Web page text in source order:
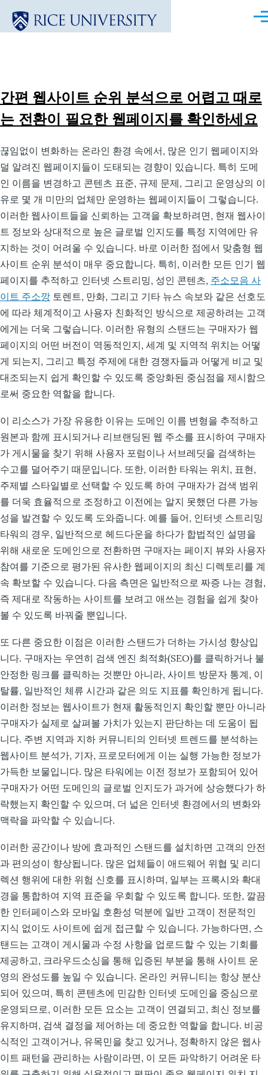
간편 웹사이트 순위 분석으로 어렵고 때로
는 전환이 필요한 웹페이지를 확인하세요
끊임없이 변화하는 온라인 환경 속에서, 많은 인기 웹페이지와
덜 알려진 웹페이지들이 도태되는 경향이 있습니다. 특히 도메
인 이름을 변경하고 콘텐츠 표준, 규제 문제, 그리고 운영상의 이
유로 몇 개 미만의 업체만 운영하는 웹페이지들이 그렇습니다.
이러한 웹사이트들을 신뢰하는 고객을 확보하려면, 현재 웹사이
트 정보와 상대적으로 높은 글로벌 인지도를 특정 지역에만 유
지하는 것이 어려울 수 있습니다. 바로 이러한 점에서 맞춤형 웹
사이트 순위 분석이 매우 중요합니다. 특히, 이러한 모든 인기 웹
페이지를 추적하고 인터넷 스트리밍, 성인 콘텐츠, 주소모음 사
이트 주소깡 토렌트, 만화, 그리고 기타 뉴스 속보와 같은 선호도
에 따라 체계적이고 사용자 친화적인 방식으로 제공하려는 고객
에게는 더욱 그렇습니다. 이러한 유형의 스탠드는 구매자가 웹
페이지의 어떤 버전이 역동적인지, 세계 및 지역적 위치는 어떻
게 되는지, 그리고 특정 주제에 대한 경쟁자들과 어떻게 비교 및
대조되는지 쉽게 확인할 수 있도록 중앙화된 중심점을 제시함으
로써 중요한 역할을 합니다.
이 리소스가 가장 유용한 이유는 도메인 이름 변형을 추적하고
원본과 함께 표시되거나 리브랜딩된 웹 주소를 표시하여 구매자
가 게시물을 찾기 위해 사용자 포럼이나 서브레딧을 검색하는
수고를 덜어주기 때문입니다. 또한, 이러한 타워는 위치, 표현,
주제별 스타일별로 선택할 수 있도록 하여 구매자가 검색 범위
를 더욱 효율적으로 조정하고 이전에는 알지 못했던 다른 가능
성을 발견할 수 있도록 도와줍니다. 예를 들어, 인터넷 스트리밍
타워의 경우, 일반적으로 헤드다운을 하다가 합법적인 설명을
위해 새로운 도메인으로 전환하면 구매자는 페이지 뷰와 사용자
참여를 기준으로 평가된 유사한 웹페이지의 최신 디렉토리를 계
속 확보할 수 있습니다. 다음 측면은 일반적으로 짜증 나는 경험,
즉 제대로 작동하는 사이트를 보려고 애쓰는 경험을 쉽게 찾아
볼 수 있도록 바꿔줄 뿐입니다.
또 다른 중요한 이점은 이러한 스탠드가 더하는 가시성 향상입
니다. 구매자는 우연히 검색 엔진 최적화(SEO)를 클릭하거나 불
안정한 링크를 클릭하는 것뿐만 아니라, 사이트 방문자 통계, 이
탈률, 일반적인 체류 시간과 같은 의도 지표를 확인하게 됩니다.
이러한 정보는 웹사이트가 현재 활동적인지 확인할 뿐만 아니라
구매자가 실제로 살펴볼 가치가 있는지 판단하는 데 도움이 됩
니다. 주변 지역과 지하 커뮤니티의 인터넷 트렌드를 분석하는
웹사이트 분석가, 기자, 프로모터에게 이는 실행 가능한 정보가
가득한 보물입니다. 많은 타워에는 이전 정보가 포함되어 있어
구매자가 어떤 도메인의 글로벌 인지도가 과거에 상승했다가 하
락했는지 확인할 수 있으며, 더 넓은 인터넷 환경에서의 변화와
맥락을 파악할 수 있습니다.
이러한 공간이나 방에 효과적인 스탠드를 설치하면 고객의 안전
과 편의성이 향상됩니다. 많은 업체들이 애드웨어 위협 및 리디
렉션 행위에 대한 위험 신호를 표시하며, 일부는 프록시와 확대
경을 통합하여 지역 표준을 우회할 수 있도록 합니다. 또한, 깔끔
한 인터페이스와 모바일 호환성 덕분에 일반 고객이 전문적인
지식 없이도 사이트에 쉽게 접근할 수 있습니다. 가능하다면, 스
탠드는 고객이 게시물과 수정 사항을 업로드할 수 있는 기회를
제공하고, 크라우드소싱을 통해 입증된 부분을 통해 사이트 운
영의 완성도를 높일 수 있습니다. 온라인 커뮤니티는 항상 분산
되어 있으며, 특히 콘텐츠에 민감한 인터넷 도메인을 중심으로
운영되므로, 이러한 모든 요소는 고객이 연결되고, 최신 정보를
유지하며, 검색 결정을 제어하는 데 중요한 역할을 합니다. 비공
식적인 고객이거나, 유목민을 찾고 있거나, 정확하지 않은 웹사
이트 패턴을 관리하는 사람이라면, 이 모든 파악하기 어려운 타